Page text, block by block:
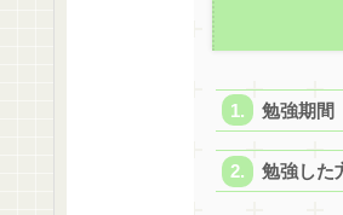
勉強期間
勉強した